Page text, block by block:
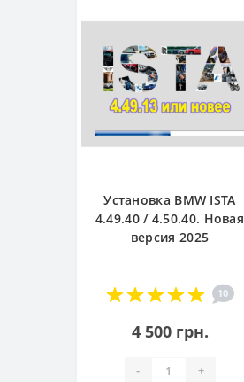
Установка BMW ISTA
4.49.40 / 4.50.40. Новая
версия 2025
10
4 500 грн.
- +